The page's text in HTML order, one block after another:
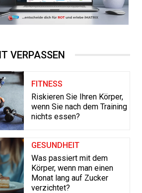
VERPASSEN
FITNESS
Riskieren Sie Ihren Körper,
wenn Sie nach dem Training
nichts essen?
GESUNDHEIT
Was passiert mit dem
Körper, wenn man einen
Monat lang auf Zucker
verzichtet?